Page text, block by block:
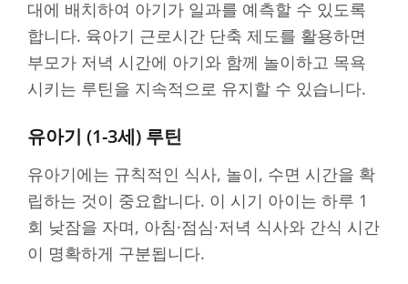
대에 배치하여 아기가 일과를 예측할 수 있도록
합니다. 육아기 근로시간 단축 제도를 활용하면
부모가 저녁 시간에 아기와 함께 놀이하고 목욕
시키는 루틴을 지속적으로 유지할 수 있습니다.
유아기 (1-3세) 루틴
유아기에는 규칙적인 식사, 놀이, 수면 시간을 확
립하는 것이 중요합니다. 이 시기 아이는 하루 1
회 낮잠을 자며, 아침·점심·저녁 식사와 간식 시간
이 명확하게 구분됩니다.